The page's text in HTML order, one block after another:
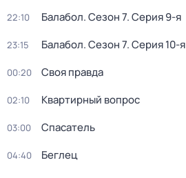
22:10 Балабол. Сезон 7. Серия 9-я
23:15 Балабол. Сезон 7. Серия 10-я
00:20 Своя правда
02:10 Квартирный вопрос
03:00 Спасатель
04:40 Беглец